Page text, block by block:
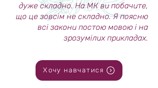
дуже складно.На МК ви побачите,
що це зовсім не складно.Я поясню
всі закони постою мовою і на
зрозумілих прикладах.
Хочу навчатися